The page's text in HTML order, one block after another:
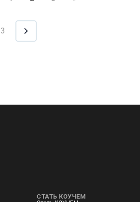
3
СТАТЬ КОУЧЕМ